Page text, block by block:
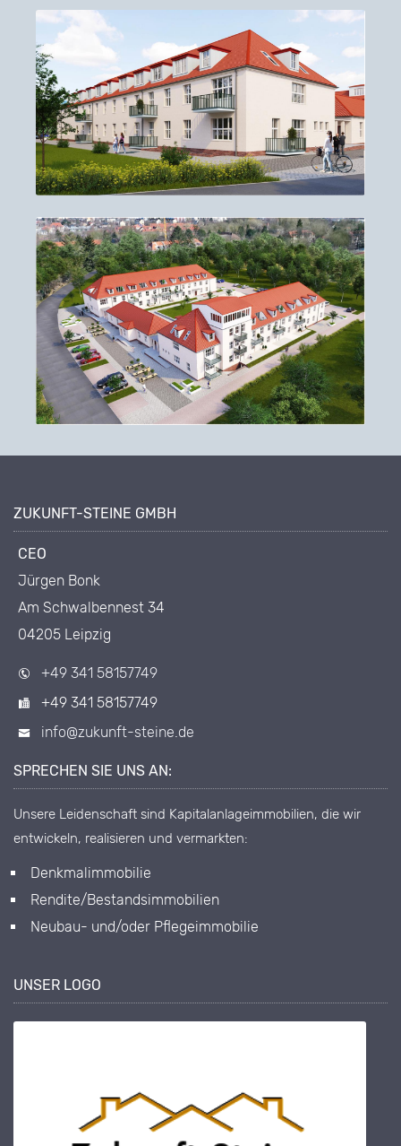
ZUKUNFT-STEINE GMBH
CEO
Jürgen Bonk
Am Schwalbennest 34
04205 Leipzig
+49 341 58157749
+49 341 58157749
info@zukunft-steine.de
SPRECHEN SIE UNS AN:
Unsere Leidenschaft sind Kapitalanlageimmobilien, die wir
entwickeln, realisieren und vermarkten:
Denkmalimmobilie
Rendite/Bestandsimmobilien
Neubau- und/oder Pflegeimmobilie
UNSER LOGO